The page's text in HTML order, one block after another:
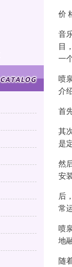
价
音
目
一
喷
介
首
其
是
然
安
后
常
喷
地
随